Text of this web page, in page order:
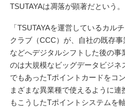
TSUTAYAは凋落が顕著だという。
「TSUTAYAを運営しているカル
クラブ（CCC）が、自社の既存
などへデジタルシフトした後の事
のは大規模なビッグデータビジネ
でもあったTポイントカードをコ
まざまな異業種で使えるように
もこうしたTポイントシステムを